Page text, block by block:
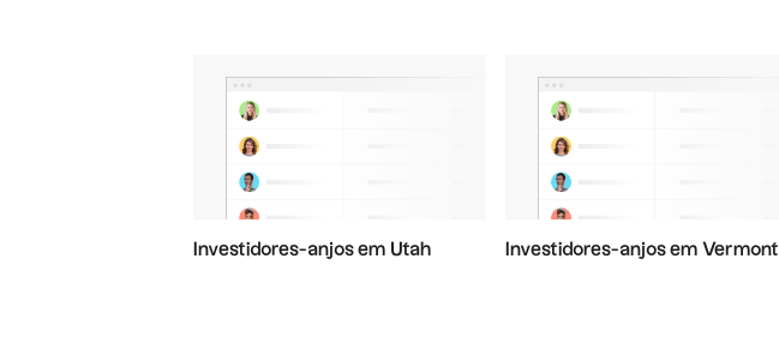
Investidores-anjos em Utah Investidores-anjos em Vermont